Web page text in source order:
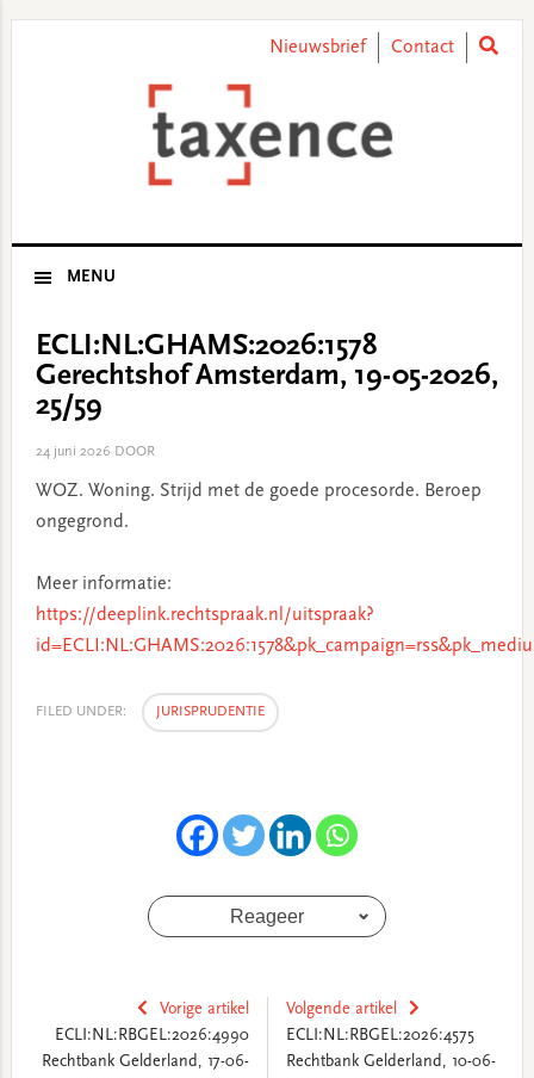
Nieuwsbrief Contact
MENU
ECLI:NL:GHAMS:2026:1578
Gerechtshof Amsterdam, 19-05-2026,
25/59
24 juni 2026 DOOR
WOZ. Woning. Strijd met de goede procesorde. Beroep
ongegrond.
Meer informatie:
https://deeplink.rechtspraak.nl/uitspraak?
FILED UNDER: JURISPRUDENTIE
Reageer
Vorige artikel
ECLI:NL:RBGEL:2026:4990
Rechtbank Gelderland, 17-06-
Volgende artikel
ECLI:NL:RBGEL:2026:4575
Rechtbank Gelderland, 10-06-